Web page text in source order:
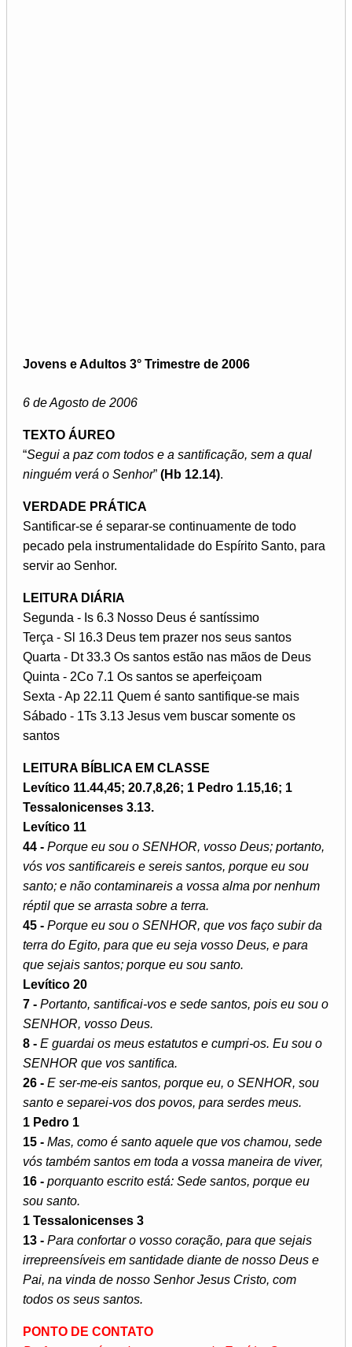
Jovens e Adultos 3° Trimestre de 2006
6 de Agosto de 2006
TEXTO ÁUREO
“Segui a paz com todos e a santificação, sem a qual
ninguém verá o Senhor” (Hb 12.14).
VERDADE PRÁTICA
Santificar-se é separar-se continuamente de todo
pecado pela instrumentalidade do Espírito Santo, para
servir ao Senhor.
LEITURA DIÁRIA
Segunda - Is 6.3 Nosso Deus é santíssimo
Terça - Sl 16.3 Deus tem prazer nos seus santos
Quarta - Dt 33.3 Os santos estão nas mãos de Deus
Quinta - 2Co 7.1 Os santos se aperfeiçoam
Sexta - Ap 22.11 Quem é santo santifique-se mais
Sábado - 1Ts 3.13 Jesus vem buscar somente os
santos
LEITURA BÍBLICA EM CLASSE
Levítico 11.44,45; 20.7,8,26; 1 Pedro 1.15,16; 1
Tessalonicenses 3.13.
Levítico 11
44 - Porque eu sou o SENHOR, vosso Deus; portanto,
vós vos santificareis e sereis santos, porque eu sou
santo; e não contaminareis a vossa alma por nenhum
réptil que se arrasta sobre a terra.
45 - Porque eu sou o SENHOR, que vos faço subir da
terra do Egito, para que eu seja vosso Deus, e para
que sejais santos; porque eu sou santo.
Levítico 20
7 - Portanto, santificai-vos e sede santos, pois eu sou o
SENHOR, vosso Deus.
8 - E guardai os meus estatutos e cumpri-os. Eu sou o
SENHOR que vos santifica.
26 - E ser-me-eis santos, porque eu, o SENHOR, sou
santo e separei-vos dos povos, para serdes meus.
1 Pedro 1
15 - Mas, como é santo aquele que vos chamou, sede
vós também santos em toda a vossa maneira de viver,
16 - porquanto escrito está: Sede santos, porque eu
sou santo.
1 Tessalonicenses 3
13 - Para confortar o vosso coração, para que sejais
irrepreensíveis em santidade diante de nosso Deus e
Pai, na vinda de nosso Senhor Jesus Cristo, com
todos os seus santos.
PONTO DE CONTATO